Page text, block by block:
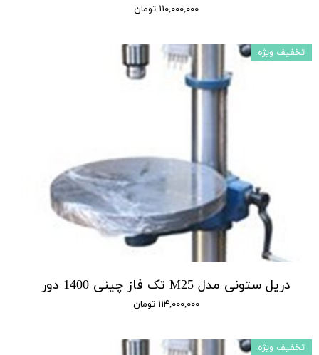
۱۱۰,۰۰۰,۰۰۰ تومان
دریل ستونی مدل M25 تک فاز چینی 1400 دور
۱۱۴,۰۰۰,۰۰۰ تومان
تخفیف ویژه
تخفیف ویژه